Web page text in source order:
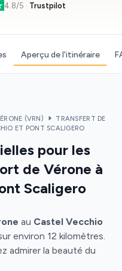
4.8/5 · Trustpilot
Aperçu de l'itinéraire
(VRN)
TRANSFERT DE
ET PONT SCALIGERO
pour les
de Vérone à
Scaligero
au Castel Vecchio
environ 12 kilomètres.
admirer la beauté du